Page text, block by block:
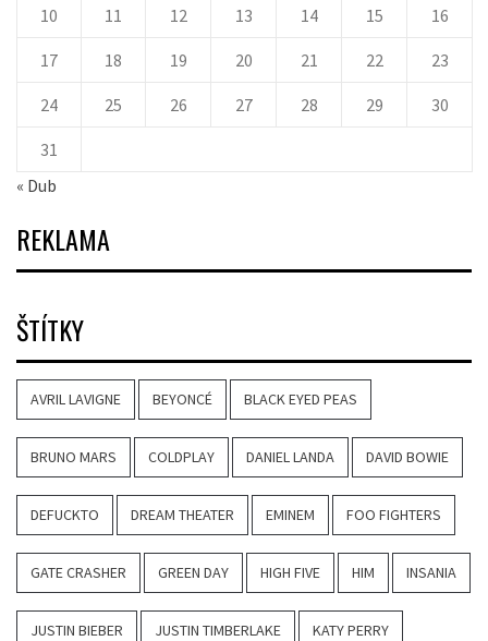
10 11 12 13 14 15 16
17 18 19 20 21 22 23
24 25 26 27 28 29 30
31
« Dub
REKLAMA
ŠTÍTKY
AVRIL LAVIGNE BEYONCÉ BLACK EYED PEAS
BRUNO MARS COLDPLAY DANIEL LANDA DAVID BOWIE
DEFUCKTO DREAM THEATER EMINEM FOO FIGHTERS
GATE CRASHER GREEN DAY HIGH FIVE HIM INSANIA
JUSTIN BIEBER JUSTIN TIMBERLAKE KATY PERRY